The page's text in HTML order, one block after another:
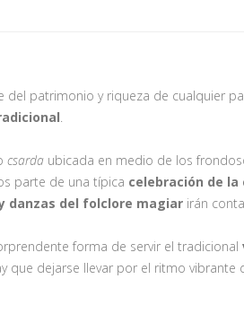
patrimonio y riqueza de cualquier
.
csarda ubicada en medio de los
parte de una típica celebración de
danzas del folclore magiar irán
forma de servir el tradicional
que dejarse llevar por el ritmo